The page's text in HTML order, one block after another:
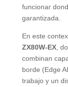
funcionar
garantizada.
En este
ZX80W-EX,
combinan
borde (Edge
trabajo y un